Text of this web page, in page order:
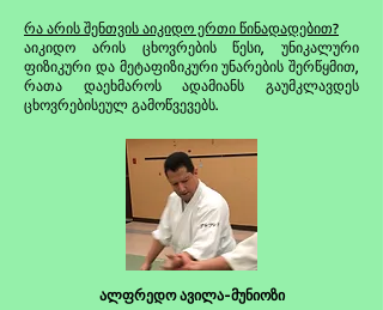
რა არის შენთვის აიკიდო ერთი წინადადებით?
აიკიდო არის ცხოვრების წესი, უნიკალური
ფიზიკური და მეტაფიზიკური უნარების შერწყმით,
რათა დაეხმაროს ადამიანს გაუმკლავდეს
ცხოვრებისეულ გამოწვევებს.
ალფრედო ავილა-მუნიოზი